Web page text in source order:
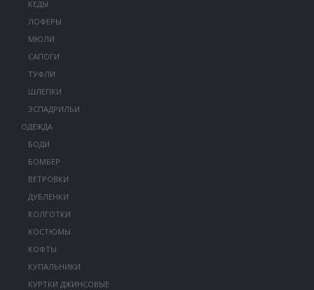
КЕДЫ
ЛОФЕРЫ
МЮЛИ
САПОГИ
ТУФЛИ
ШЛЕПКИ
ЭСПАДРИЛЬИ
ОДЕЖДА
БОДИ
БОМБЕР
ВЕТРОВКИ
ДУБЛЕНКИ
КОЛГОТКИ
КОСТЮМЫ
КОФТЫ
КУПАЛЬНИКИ
КУРТКИ ДЖИНСОВЫЕ